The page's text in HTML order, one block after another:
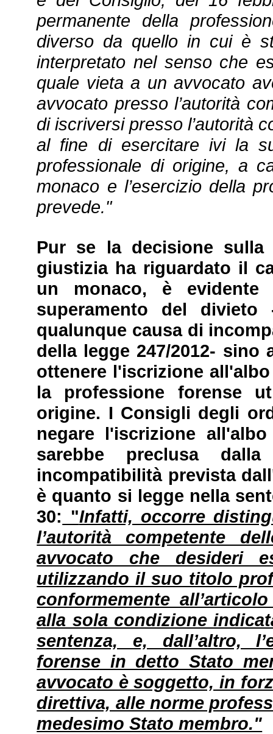
permanente della
diverso da quello in cui è
interpretato nel senso che
quale vieta a un avvocato
avvocato presso l’autorità
di iscriversi presso l’autorità
al fine di esercitare ivi la
professionale di origine, a
monaco e l’esercizio della
prevede."
Pur se la decisione
giustizia ha riguardato il
un monaco, è evidente
superamento del
qualunque causa di
della legge 247/2012-
ottenere l'iscrizione
la professione forense
origine. I Consigli degli
negare l'iscrizione
sarebbe preclusa
incompatibilità prevista
è quanto si legge nella
30: "Infatti, occorre
l’autorità competente
avvocato che desideri
utilizzando il suo titolo
conformemente
alla sola condizione
sentenza, e, dall’altro,
forense in detto Stato
avvocato è soggetto, in
direttiva, alle norme
medesimo Stato membro."